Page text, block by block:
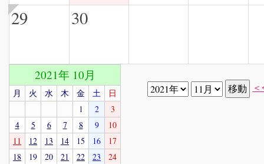
29 30
2021年 10月
月 火 水 木 金 土
日
1
2
3
4
5 6 7 8 9
10
11
12 13 14 15 16
17
18
19 20 21 22 23
24